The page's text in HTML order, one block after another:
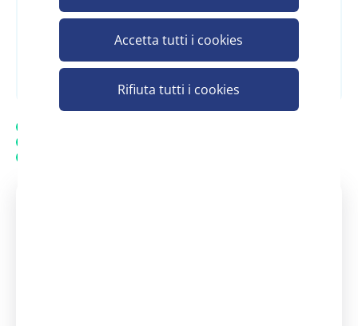
Accetta tutti i cookies
Rifiuta tutti i cookies
Registrati e scopri il prezzo